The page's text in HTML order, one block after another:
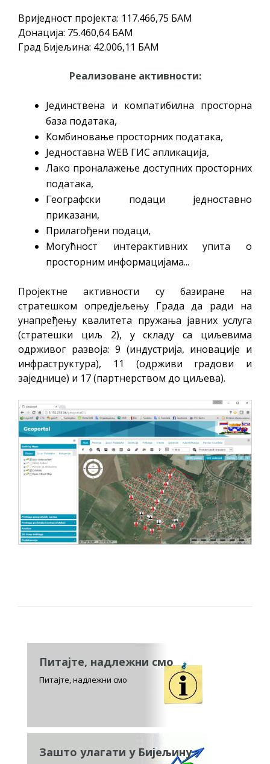
Вриједност пројекта: 117.466,75 БАМ
Донација: 75.460,64 БАМ
Град Бијељина: 42.006,11 БАM
Реализоване активности:
Јединствена и компатибилна просторна
база података,
Комбиновање просторних података,
Једноставна WEB ГИС апликација,
Лако проналажење доступних просторних
података,
Географски подаци једноставнo
приказани,
Прилагођени подаци,
Могућност интерактивних упита о
просторним информацијама...
Пројектне активности су базиране на
стратешком опредјељењу Града да ради на
унапређењу квалитета пружања јавних услуга
(стратешки циљ 2), у складу са циљевима
одрживог развоја: 9 (индустрија, иновације и
инфраструктура), 11 (одрживи градови и
заједнице) и 17 (партнерством до циљева).
Питајте, надлежни смо
Питајте, надлежни смо
Зашто улагати у Бијељину